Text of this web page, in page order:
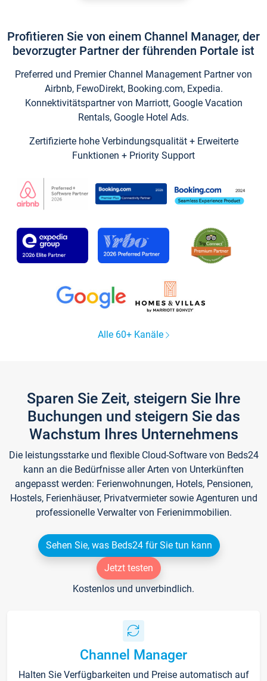
Profitieren Sie von einem Channel Manager, der
bevorzugter Partner der führenden Portale ist
Preferred und Premier Channel Management Partner von
Airbnb, FewoDirekt, Booking.com, Expedia.
Konnektivitätspartner von Marriott, Google Vacation
Rentals, Google Hotel Ads.
Zertifizierte hohe Verbindungsqualität + Erweiterte
Funktionen + Priority Support
Alle 60+ Kanäle
Sparen Sie Zeit, steigern Sie Ihre
Buchungen und steigern Sie das
Wachstum Ihres Unternehmens
Die leistungsstarke und flexible Cloud-Software von Beds24
kann an die Bedürfnisse aller Arten von Unterkünften
angepasst werden: Ferienwohnungen, Hotels, Pensionen,
Hostels, Ferienhäuser, Privatvermieter sowie Agenturen und
professionelle Verwalter von Ferienimmobilien.
Sehen Sie, was Beds24 für Sie tun kann
Jetzt testen
Kostenlos und unverbindlich.
Channel Manager
Halten Sie Verfügbarkeiten und Preise automatisch auf